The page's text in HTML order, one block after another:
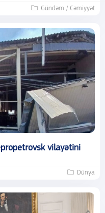
Gündəm / Cəmiyyət
vilayətini
Dünya